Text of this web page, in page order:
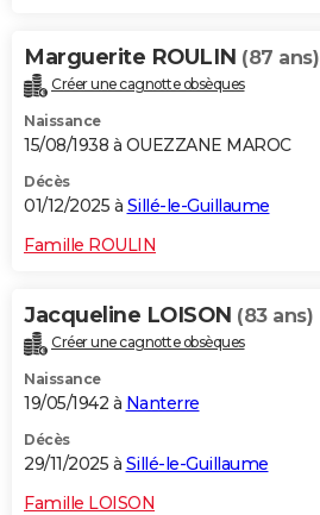
Marguerite ROULIN (87 ans)
Créer une cagnotte obsèques
Naissance
15/08/1938 à OUEZZANE MAROC
Décès
01/12/2025 à Sillé-le-Guillaume
Famille ROULIN
Jacqueline LOISON (83 ans)
Créer une cagnotte obsèques
Naissance
19/05/1942 à Nanterre
Décès
29/11/2025 à Sillé-le-Guillaume
Famille LOISON